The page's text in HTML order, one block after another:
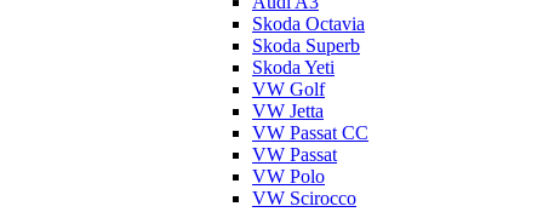
Skoda Octavia
Skoda Superb
Skoda Yeti
VW Golf
VW Jetta
VW Passat CC
VW Passat
VW Polo
VW Scirocco